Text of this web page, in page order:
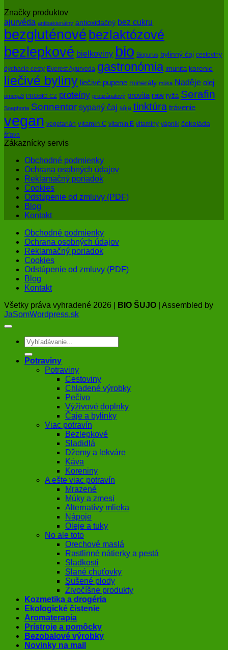
ovplyvňujú
zdravie
Značky produktov
ajurvéda antibakteriálny antioxidačný bez cukru
bezgluténové bezlaktózové
bezlepkové bielkoviny bio Biopurus bylinný čaj cestoviny
dýchacie cesty Everest Ayurveda gastronómia imunita korenie
liečivé byliny liečivé pupene minerály múka Naděje olej
omega3 PROBIO CZ proteíny protizápalový provita raw ryža Serafin
Soaphoria Sonnentor sypaný čaj sója tinktúra trávenie
vegan vegetarián vitamín C vitamín E vitamíny vápnik čokoláda
šťava
Zákaznícky servis
Obchodné podmienky
Ochrana osobných údajov
Reklamačný poriadok
Cookies
Odstúpenie od zmluvy (PDF)
Blog
Kontakt
Obchodné podmienky
Ochrana osobných údajov
Reklamačný poriadok
Cookies
Odstúpenie od zmluvy (PDF)
Blog
Kontakt
Všetky práva vyhradené 2026 |
BIO ŠUJO | Assembled by
JaSomWordpress.sk
Hľadať:
Potraviny
Potraviny
Cestoviny
Chladené výrobky
Pečivo
Výživové doplnky
Čaje a bylinky
Viac potravín
Bezlepkové
Sladidlá
Džemy a lekváre
Káva
Koreniny
A ešte viac potravín
Mrazené
Múky a zmesi
Alternatívy mlieka
Nápoje
Oleje a tuky
No ale toto
Orechové maslá
Rastlinné nátierky a pestá
Sladkosti
Slané chuťovky
Sušené plody
Živočíšne produkty
Kozmetika a drogéria
Ekologické čistenie
Aromaterapia
Prístroje a pomôcky
Bezobalové výrobky
Novinky na mail